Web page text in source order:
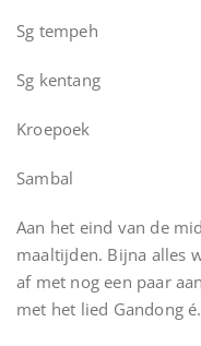
Sg tempeh
Sg kentang
Kroepoek
Sambal
Aan het eind van de
maaltijden. Bijna alles
af met nog een paar
met het lied Gandong é.